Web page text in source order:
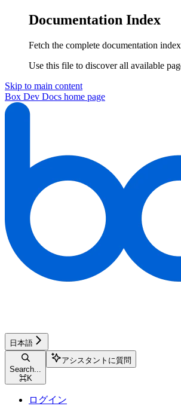
Documentation Index
Fetch the complete documentation
Use this file to discover all available
Skip to main content
Box Dev Docs home page
日本語
Search...
⌘K
アシスタントに質問
ログイン